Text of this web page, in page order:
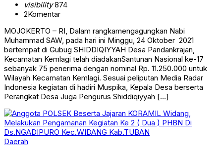
visibility874
2Komentar
MOJOKERTO – RI, Dalam rangkamengagungkan Nabi
Muhammad SAW, pada hari ini Minggu, 24 Oktober 2021
bertempat di Gubug SHIDDIQIYYAH Desa Pandankrajan,
Kecamatan Kemlagi telah diadakanSantunan Nasional ke-17
sebanyak 75 penerima dengan nominal Rp. 11.250.000 untuk
Wilayah Kecamatan Kemlagi. Sesuai peliputan Media Radar
Indonesia kegiatan di hadiri Muspika, Kepala Desa berserta
Perangkat Desa Juga Pengurus Shiddiqiyyah […]
Daerah